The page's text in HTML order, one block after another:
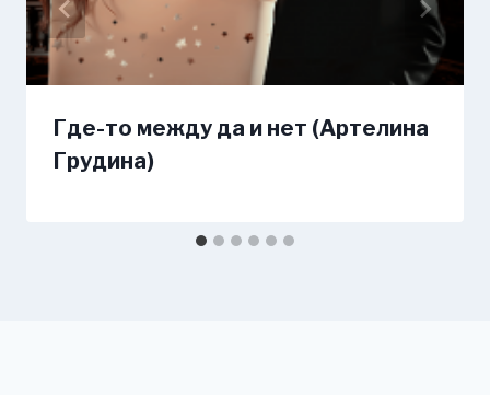
Где-то между да и нет (Артелина
Грудина)